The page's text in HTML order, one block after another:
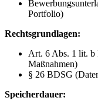
Portfolio)
Rechtsgrundlagen:
Art. 6 Abs. 1 lit.
Maßnahmen)
§ 26 BDSG
Speicherdauer: